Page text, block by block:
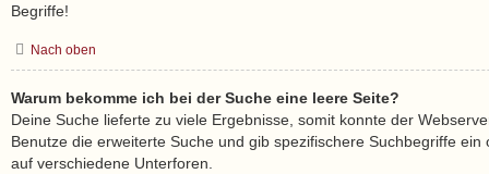
Begriffe!
Nach oben
Warum bekomme ich bei der Suche eine leere Seite?
Deine Suche lieferte zu viele Ergebnisse, somit konnte der
Benutze die erweiterte Suche und gib spezifischere Suchbegriffe
auf verschiedene Unterforen.